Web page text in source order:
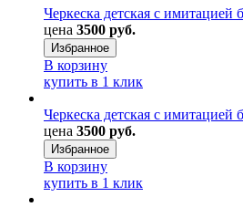
Черкеска детская с имитацией
цена 3500 руб.
Избранное
В корзину
купить в 1 клик
Черкеска детская с имитацией
цена 3500 руб.
Избранное
В корзину
купить в 1 клик